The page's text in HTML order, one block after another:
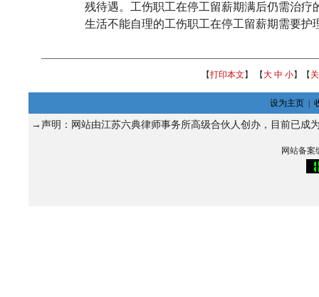
残待遇。工伤职工在停工留薪期满后仍需治疗
生活不能自理的工伤职工在停工留薪期需要护
【打印本文 】 【大 中 小】【
设为主页
→声明：网站由江苏六典律师事务所高级合伙人创办，目前已成
网站备案